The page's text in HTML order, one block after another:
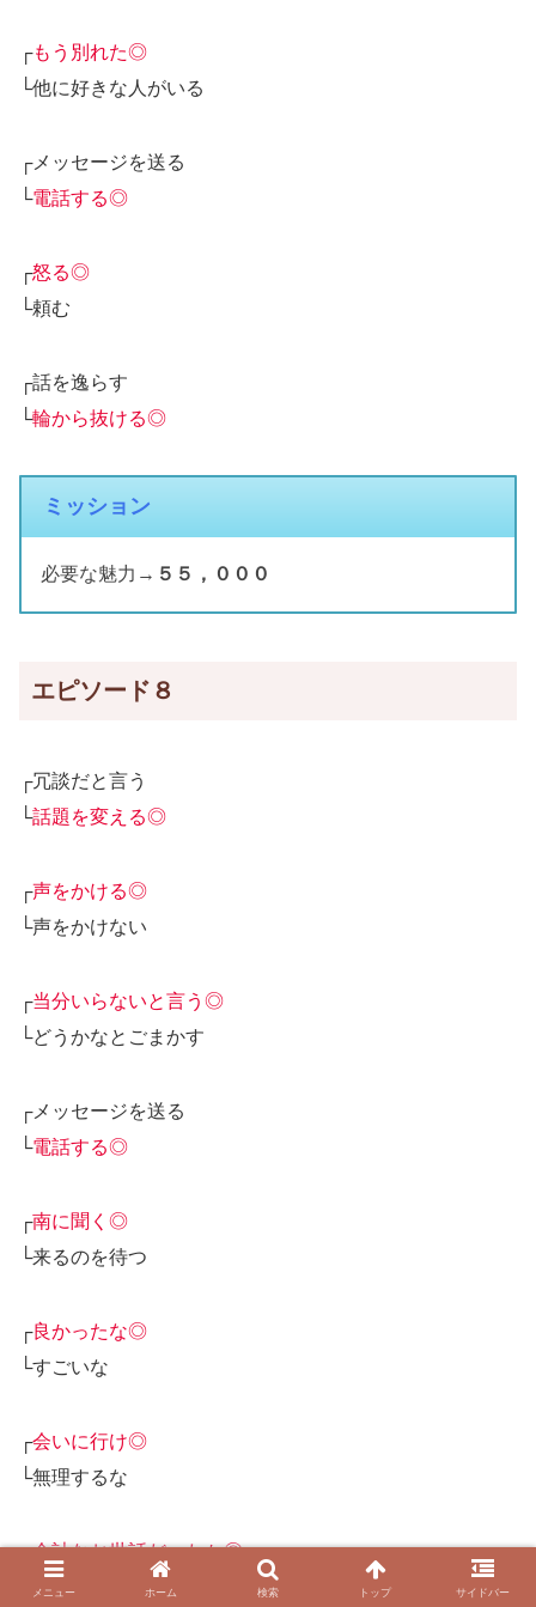
┌もう別れた◎
└他に好きな人がいる
┌メッセージを送る
└電話する◎
┌怒る◎
└頼む
┌話を逸らす
└輪から抜ける◎
ミッション
必要な魅力→ ５５，０００
エピソード８
┌冗談だと言う
└話題を変える◎
┌声をかける◎
└声をかけない
┌当分いらないと言う◎
└どうかなとごまかす
┌メッセージを送る
└電話する◎
┌南に聞く◎
└来るのを待つ
┌良かったな◎
└すごいな
┌会いに行け◎
└無理するな
┌余計なお世話だったか◎
└何かしゃべれよ
メニュー ホーム 検索 トップ サイドバー